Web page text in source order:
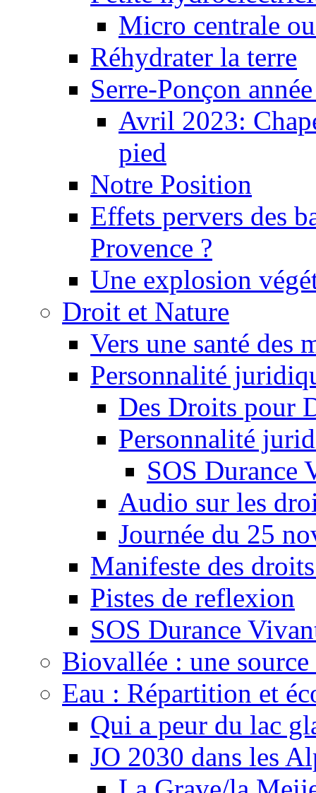
Micro centrale
Réhydrater la terre
Serre-Ponçon
Avril 2023:
pied
Notre Position
Effets pervers des
Provence ?
Une explosion
Droit et Nature
Vers une santé des
Personnalité
Des Droits pour
Personnalité
SOS Durance
Audio sur les
Journée du 25
Manifeste des
Pistes de reflexion
SOS Durance
Biovallée : une
Eau : Répartition et
Qui a peur du lac
JO 2030 dans les